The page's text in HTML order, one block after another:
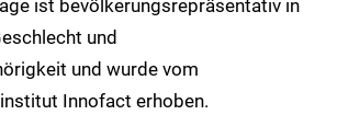
ist bevölkerungsrepräsentativ in
und
und wurde vom
Innofact erhoben.